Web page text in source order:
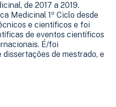
de 2017 a 2019.
Medicinal 1º Ciclo desde
e científicos e foi
de eventos científicos
É/foi
de mestrado, e